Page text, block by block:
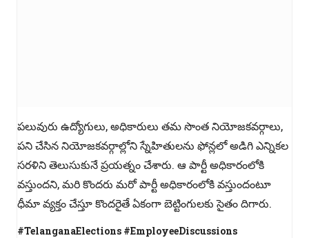
పలువురు ఉద్యోగులు, అధికారులు తమ సొంత నియోజకవర్గాలు,
పని చేసిన నియోజకవర్గాల్లోని స్నేహితులను ఫోన్లలో అడిగి ఎన్నికల
సరళిని తెలుసుకునే ప్రయత్నం చేశారు. ఆ పార్టీ అధికారంలోకి
వస్తుందని, మరి కొందరు మరో పార్టీ అధికారంలోకి వస్తుందంటూ
ధీమా వ్యక్తం చేస్తూ కొందరైతే ఏకంగా బెట్టింగులకు సైతం దిగారు.
#TelanganaElections #EmployeeDiscussions